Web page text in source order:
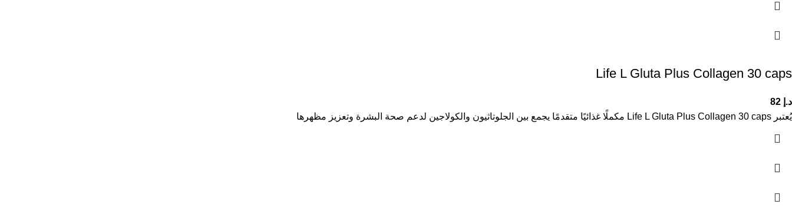
Life L Gluta Plus Collagen 30 caps
د.إ
يُعتبر Life L Gluta Plus Collagen 30 caps مكملًا غذائيًا متقدمًا يجمع بين الجلوتاثيون والكولاجين لدعم صحة البشرة وتعزيز مظهرها